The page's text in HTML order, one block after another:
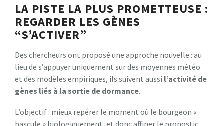
LA PISTE LA PLUS PROMETTEUSE :
REGARDER LES GÈNES
“S’ACTIVER”
Des chercheurs ont proposé une approche nouvelle : au
lieu de s’appuyer uniquement sur des moyennes météo
et des modèles empiriques, ils suivent aussi l’activité de
gènes liés à la sortie de dormance.
L’objectif : mieux repérer le moment où le bourgeon «
bascule » biologiquement, et donc affiner le pronostic,